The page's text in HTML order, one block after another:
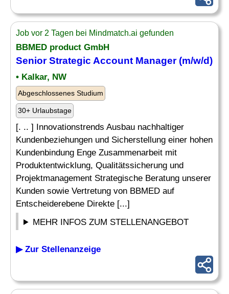
Job vor 2 Tagen bei Mindmatch.ai gefunden
BBMED product GmbH
Senior Strategic Account Manager (m/w/d)
• Kalkar, NW
Abgeschlossenes Studium
30+ Urlaubstage
[. .. ] Innovationstrends Ausbau nachhaltiger
Kundenbeziehungen und Sicherstellung einer hohen
Kundenbindung Enge Zusammenarbeit mit
Produktentwicklung, Qualitätssicherung und
Projektmanagement Strategische Beratung unserer
Kunden sowie Vertretung von BBMED auf
Entscheiderebene Direkte [...]
MEHR INFOS ZUM STELLENANGEBOT
▶ Zur Stellenanzeige